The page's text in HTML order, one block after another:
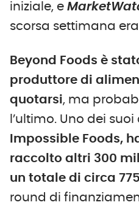
iniziale, e
scorsa settimana era
Beyond Foods è
produttore di
quotarsi, ma
l’ultimo. Uno dei
Impossible Foods,
raccolto altri 300
un totale di circa
round di